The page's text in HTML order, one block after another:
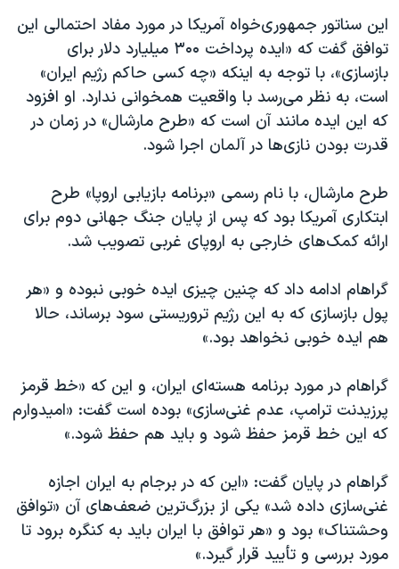
این سناتور جمهوری‌خواه آمریکا در مورد مفاد احتمالی این
توافق گفت که «ایده‌ پرداخت ۳۰۰ میلیارد دلار برای
بازسازی»، با توجه به اینکه «چه کسی حاکم رژیم ایران»
است، به نظر می‌رسد با واقعیت همخوانی ندارد. او افزود
که این ایده مانند آن است که «طرح مارشال» در زمان در
قدرت بودن نازی‌ها در آلمان اجرا شود.
طرح مارشال، با نام رسمی «برنامه بازیابی اروپا» طرح
ابتکاری آمریکا بود که پس از پایان جنگ جهانی دوم برای
ارائه کمک‌های خارجی به اروپای غربی تصویب شد.
گراهام ادامه داد که چنین چیزی ایده خوبی نبوده و «هر
پول بازسازی که به این رژیم تروریستی سود برساند، حالا
هم ایده خوبی نخواهد بود.»
گراهام در مورد برنامه هسته‌ای ایران، و این که «خط قرمز
پرزیدنت ترامپ، عدم غنی‌سازی» بوده است گفت: «امیدوارم
که این خط قرمز حفظ شود و باید هم حفظ شود.»
گراهام در پایان گفت: «این که در برجام به ایران اجازه
غنی‌سازی داده شد» یکی از بزرگ‌ترین ضعف‌های آن «توافق
وحشتناک» بود و «هر توافق با ایران باید به کنگره برود تا
مورد بررسی و تأیید قرار گیرد.»